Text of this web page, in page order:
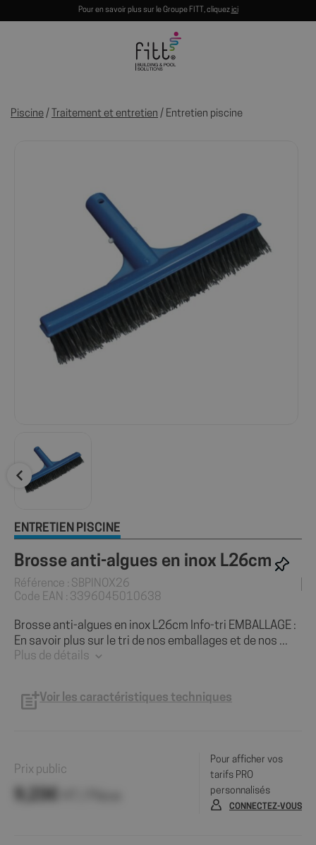
Pour en savoir plus sur le Groupe FITT, cliquezici
Piscine / Traitement et entretien / Entretien piscine
ENTRETIEN PISCINE
Brosse anti-algues en inox L26cm
Référence : SBPINOX26
Code EAN : 3396045010638
Brosse anti-algues en inox L26cm Info-tri EMBALLAGE :
En savoir plus sur le tri de nos emballages et de nos ...
Plus de détails
Voir les caractéristiques techniques
Prix public
Pour afficher vos
tarifs PRO
personnalisés
CONNECTEZ-VOUS